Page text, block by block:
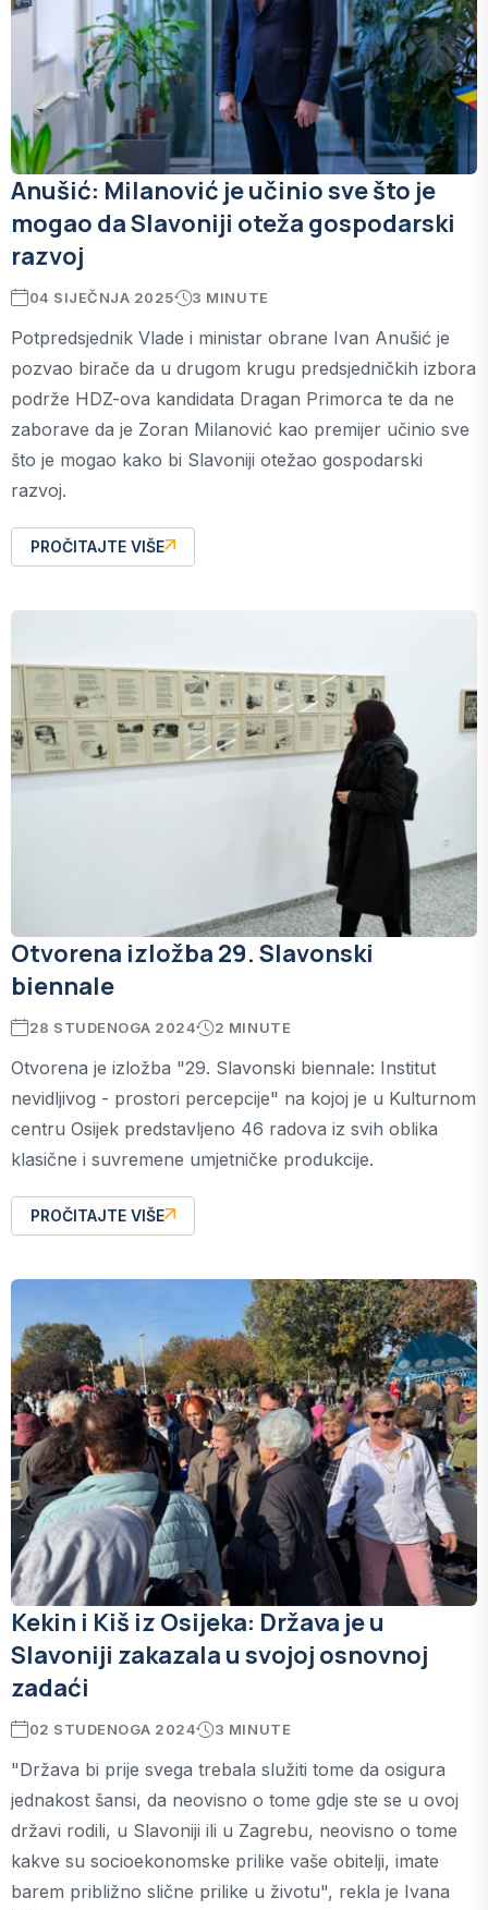
Anušić: Milanović je učinio sve što je
mogao da Slavoniji oteža gospodarski
razvoj
04 SIJEČNJA 2025 3 MINUTE
Potpredsjednik Vlade i ministar obrane Ivan Anušić je
pozvao birače da u drugom krugu predsjedničkih izbora
podrže HDZ-ova kandidata Dragan Primorca te da ne
zaborave da je Zoran Milanović kao premijer učinio sve
što je mogao kako bi Slavoniji otežao gospodarski
razvoj.
PROČITAJTE VIŠE
Otvorena izložba 29. Slavonski
biennale
28 STUDENOGA 2024 2 MINUTE
Otvorena je izložba "29. Slavonski biennale: Institut
nevidljivog - prostori percepcije" na kojoj je u Kulturnom
centru Osijek predstavljeno 46 radova iz svih oblika
klasične i suvremene umjetničke produkcije.
PROČITAJTE VIŠE
Kekin i Kiš iz Osijeka: Država je u
Slavoniji zakazala u svojoj osnovnoj
zadaći
02 STUDENOGA 2024 3 MINUTE
"Država bi prije svega trebala služiti tome da osigura
jednakost šansi, da neovisno o tome gdje ste se u ovoj
državi rodili, u Slavoniji ili u Zagrebu, neovisno o tome
kakve su socioekonomske prilike vaše obitelji, imate
barem približno slične prilike u životu", rekla je Ivana